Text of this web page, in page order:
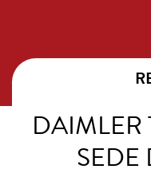
DAIMLER
SEDE